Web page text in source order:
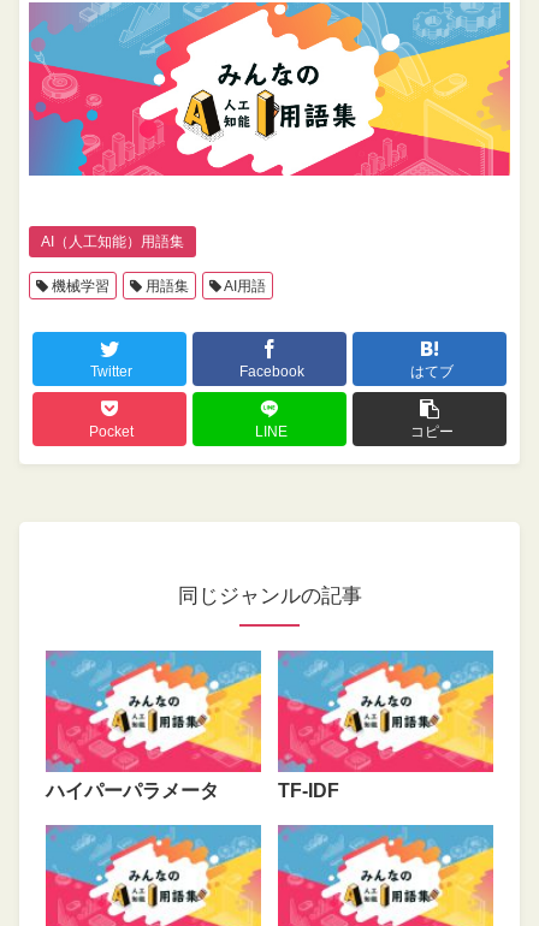
AI（人工知能）用語集
機械学習 用語集 AI用語
Twitter Facebook はてブ
Pocket LINE コピー
同じジャンルの記事
ハイパーパラメータ TF-IDF